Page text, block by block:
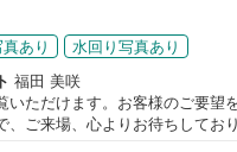
あり
水回り写真あり
福田 美咲
いただけます。お客様のご要望
、ご来場、心よりお待ちしてお